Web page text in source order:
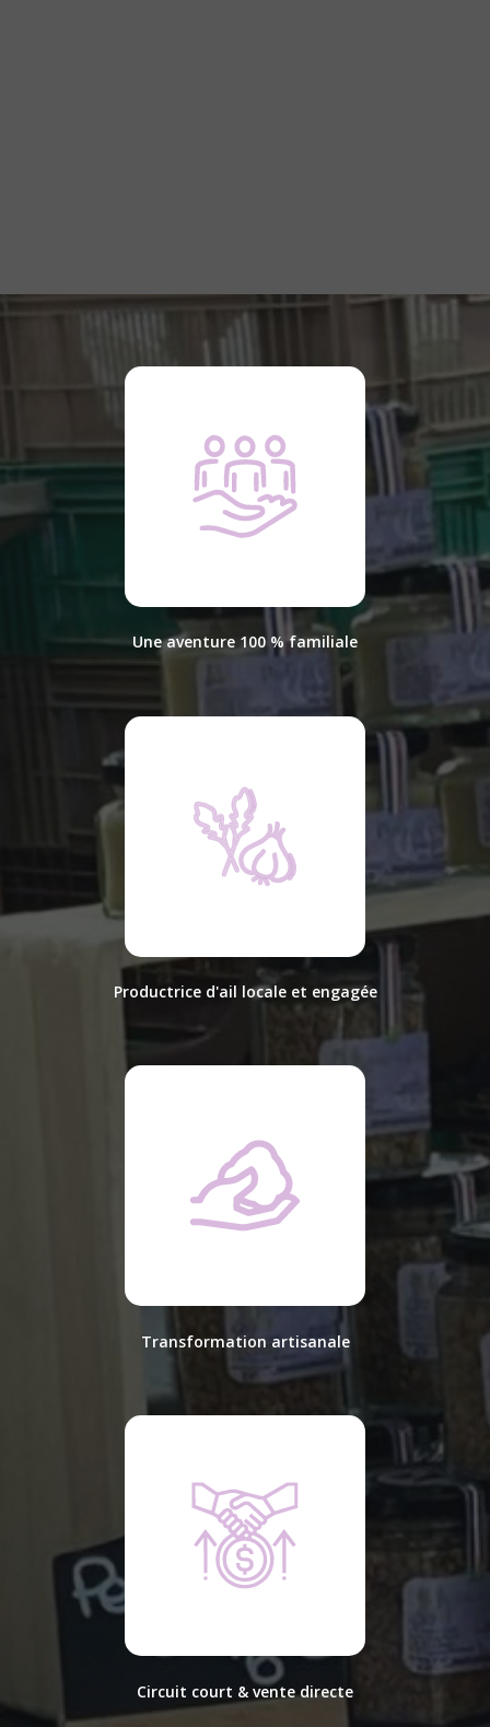
Une aventure 100 % familiale
Productrice d'ail locale et engagée
Transformation artisanale
Circuit court & vente directe